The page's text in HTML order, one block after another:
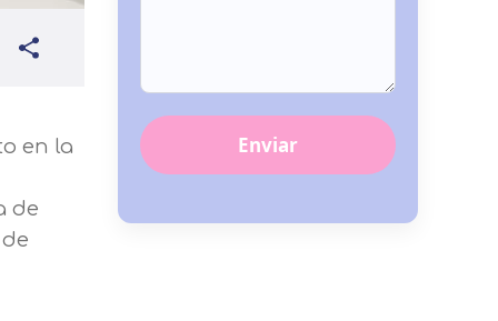
en la
de
Enviar